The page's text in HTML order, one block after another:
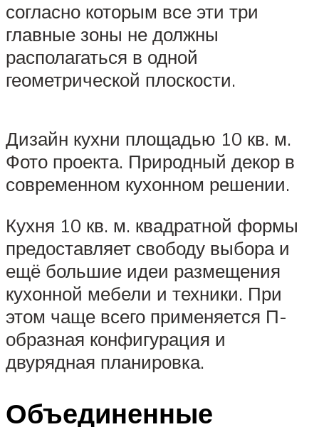
согласно которым все эти три
главные зоны не должны
располагаться в одной
геометрической плоскости.
Дизайн кухни площадью 10 кв. м.
Фото проекта. Природный декор в
современном кухонном решении.
Кухня 10 кв. м. квадратной формы
предоставляет свободу выбора и
ещё большие идеи размещения
кухонной мебели и техники. При
этом чаще всего применяется П-
образная конфигурация и
двурядная планировка.
Объединенные